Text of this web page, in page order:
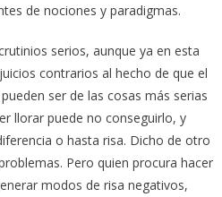
de nociones y paradigmas.
serios, aunque ya en esta
contrarios al hecho de que el
ser de las cosas más serias
llorar puede no conseguirlo, y
o hasta risa. Dicho de otro
Pero quien procura hacer
modos de risa negativos,